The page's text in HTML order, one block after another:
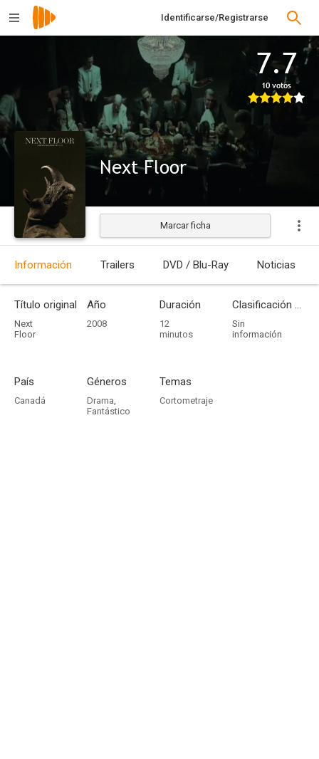
Identificarse/Registrarse
7.7
10 votos
Next Floor
Estrenada
Marcar ficha
Información Trailers DVD / Blu-Ray Noticias
Título original
Next
Floor
Año
2008
Duración
12
minutos
Clasificación por edades
Sin
información
País
Canadá
Géneros
Drama,
Fantástico
Temas
Cortometraje